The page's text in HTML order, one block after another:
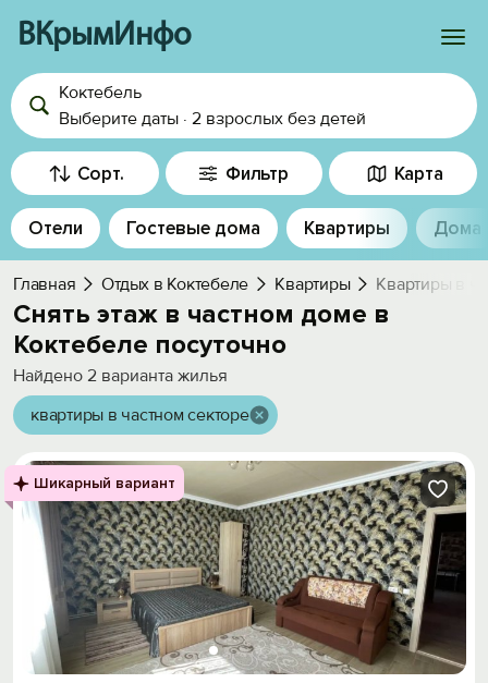
ВКрымИнфо
Войти
Избранное
История просмотра
Добавить свой объект
Коктебель
Выберите даты · 2 взрослых без детей
Сорт. Фильтр Карта
Отели Гостевые дома Квартиры Дома
Главная Отдых в Коктебеле Квартиры Квартиры в
Снять этаж в частном доме в
Коктебеле посуточно
Найдено 2 варианта жилья
квартиры в частном секторе
Шикарный вариант